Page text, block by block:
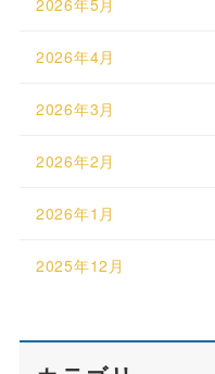
2026年4月
2026年3月
2026年2月
2026年1月
2025年12月